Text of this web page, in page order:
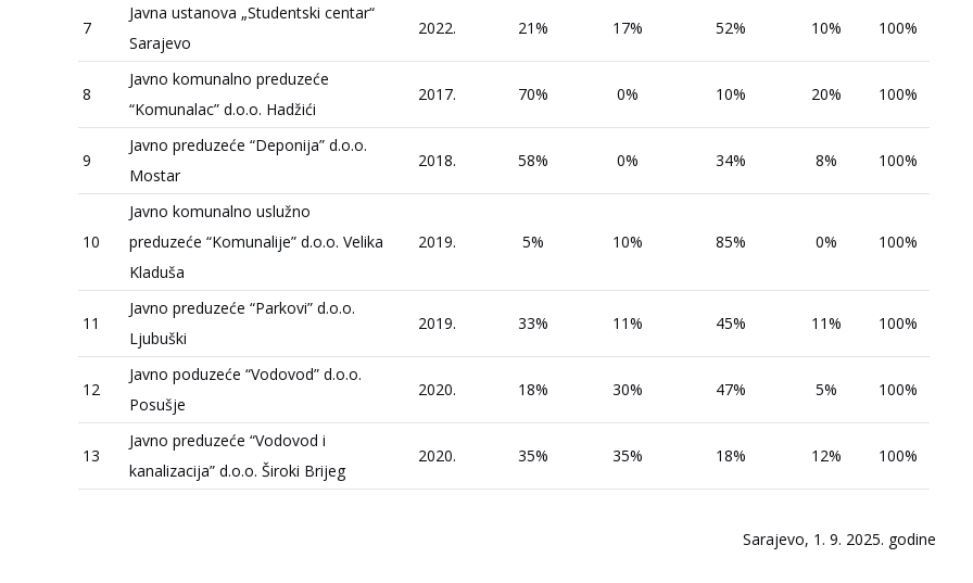
7
Javna ustanova „Studentski centar“
Sarajevo
2022. 21% 17% 52% 10% 100%
8
Javno komunalno preduzeće
“Komunalac” d.o.o. Hadžići
2017. 70% 0% 10% 20% 100%
9
Javno preduzeće “Deponija” d.o.o.
Mostar
2018. 58% 0% 34% 8% 100%
10
Javno komunalno uslužno
preduzeće “Komunalije” d.o.o. Velika
Kladuša
2019. 5% 10% 85% 0% 100%
11
Javno preduzeće “Parkovi” d.o.o.
Ljubuški
2019. 33% 11% 45% 11% 100%
12
Javno poduzeće “Vodovod” d.o.o.
Posušje
2020. 18% 30% 47% 5% 100%
13
Javno preduzeće “Vodovod i
kanalizacija” d.o.o. Široki Brijeg
2020. 35% 35% 18% 12% 100%
Sarajevo, 1. 9. 2025. godine